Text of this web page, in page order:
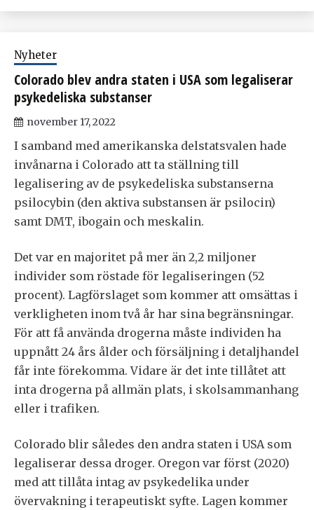
Nyheter
Colorado blev andra staten i USA som legaliserar
psykedeliska substanser
november 17, 2022
I samband med amerikanska delstatsvalen hade
invånarna i Colorado att ta ställning till
legalisering av de psykedeliska substanserna
psilocybin (den aktiva substansen är psilocin)
samt DMT, ibogain och meskalin.
Det var en majoritet på mer än 2,2 miljoner
individer som röstade för legaliseringen (52
procent). Lagförslaget som kommer att omsättas i
verkligheten inom två år har sina begränsningar.
För att få använda drogerna måste individen ha
uppnått 24 års ålder och försäljning i detaljhandel
får inte förekomma. Vidare är det inte tillåtet att
inta drogerna på allmän plats, i skolsammanhang
eller i trafiken.
Colorado blir således den andra staten i USA som
legaliserar dessa droger. Oregon var först (2020)
med att tillåta intag av psykedelika under
övervakning i terapeutiskt syfte. Lagen kommer